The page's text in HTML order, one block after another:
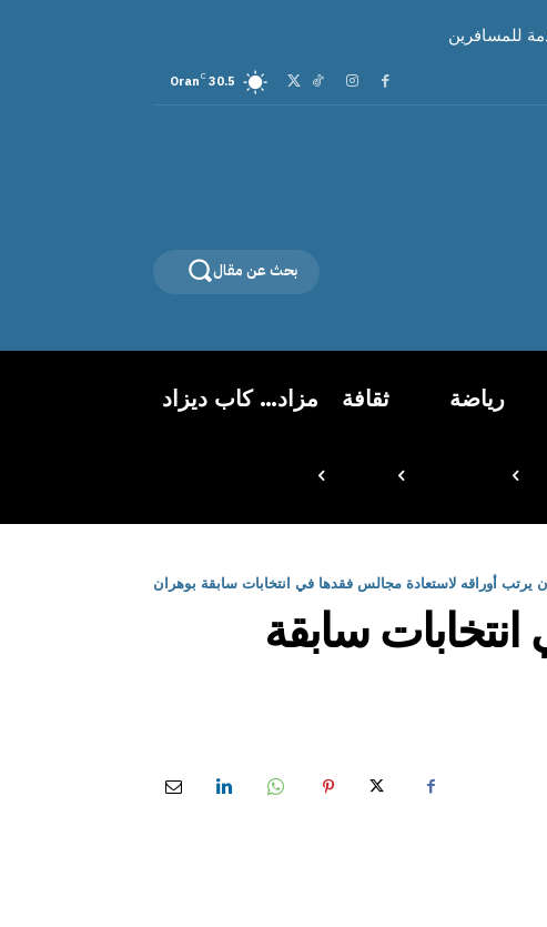
للمسافرين
30.5
C
Oran
بحث عن مقال
رياضة ثقافة مزاد… كاب ديزاد
يرتب أوراقه لاستعادة مجالس فقدها في انتخابات سابقة بوهران
سابقة